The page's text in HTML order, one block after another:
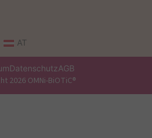
AT
DatenschutzAGB
2026 OMNi-BiOTiC®